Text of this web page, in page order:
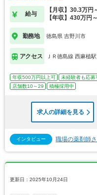
給与
【月収】30.3万円
【年収】430万円
勤務地 徳島県 吉野川市
アクセス ＪＲ徳島線 西麻植駅
年収500万円以上可 未経験者も応募
店舗数10～29
積極採用中
求人の詳細を見る
インタビュー 職場の薬剤師
更新日：2025年10月24日